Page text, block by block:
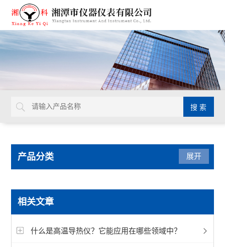
产品分类
瞬态导热仪
快速导热仪
展开
相关文章
什么是高温导热仪？它能应用在哪些领域中？